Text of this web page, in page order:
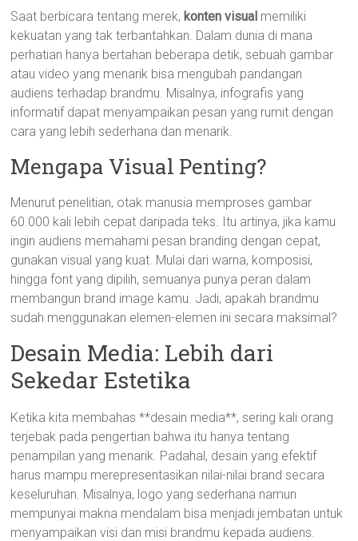
Saat berbicara tentang merek, konten visual memiliki
kekuatan yang tak terbantahkan. Dalam dunia di mana
perhatian hanya bertahan beberapa detik, sebuah gambar
atau video yang menarik bisa mengubah pandangan
audiens terhadap brandmu. Misalnya, infografis yang
informatif dapat menyampaikan pesan yang rumit dengan
cara yang lebih sederhana dan menarik.
Mengapa Visual Penting?
Menurut penelitian, otak manusia memproses gambar
60.000 kali lebih cepat daripada teks. Itu artinya, jika kamu
ingin audiens memahami pesan branding dengan cepat,
gunakan visual yang kuat. Mulai dari warna, komposisi,
hingga font yang dipilih, semuanya punya peran dalam
membangun brand image kamu. Jadi, apakah brandmu
sudah menggunakan elemen-elemen ini secara maksimal?
Desain Media: Lebih dari
Sekedar Estetika
Ketika kita membahas **desain media**, sering kali orang
terjebak pada pengertian bahwa itu hanya tentang
penampilan yang menarik. Padahal, desain yang efektif
harus mampu merepresentasikan nilai-nilai brand secara
keseluruhan. Misalnya, logo yang sederhana namun
mempunyai makna mendalam bisa menjadi jembatan untuk
menyampaikan visi dan misi brandmu kepada audiens.